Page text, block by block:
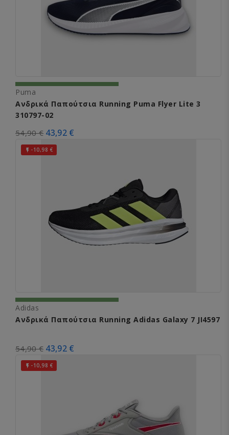
Puma
Ανδρικά Παπούτσια Running Puma Flyer Lite 3
310797-02
54,90 € 43,92 €
 -10,98 €
Adidas
Ανδρικά Παπούτσια Running Adidas Galaxy 7 JI4597
54,90 € 43,92 €
 -10,98 €